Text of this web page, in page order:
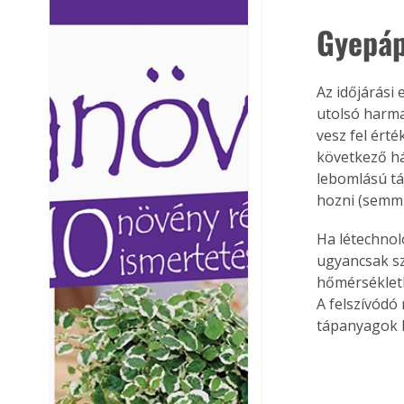
Laptapir kényelmes
mert: – t
Az időjárási
utolsó
vesz fel
következő
lebomlású
hozni
Ha
ugyancsak
A felszívódó
tápanyagok